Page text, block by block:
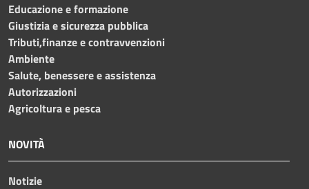
Educazione e formazione
Giustizia e sicurezza pubblica
Tributi,finanze e contravvenzioni
Ambiente
Salute, benessere e assistenza
Autorizzazioni
Agricoltura e pesca
NOVITÀ
Notizie